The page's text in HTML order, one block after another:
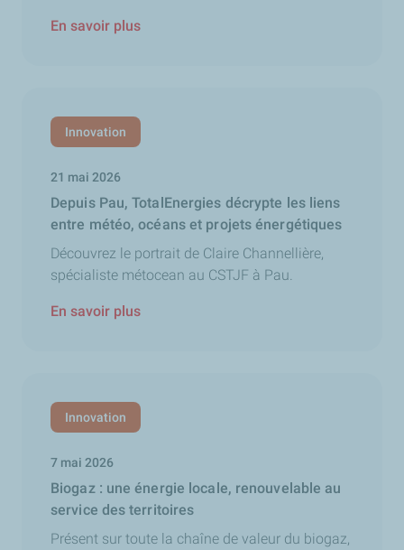
En savoir plus
Innovation
21 mai 2026
Depuis Pau, TotalEnergies décrypte les liens
entre météo, océans et projets énergétiques
Découvrez le portrait de Claire Channellière,
spécialiste métocean au CSTJF à Pau.
En savoir plus
Innovation
7 mai 2026
Biogaz : une énergie locale, renouvelable au
service des territoires
Présent sur toute la chaîne de valeur du biogaz,